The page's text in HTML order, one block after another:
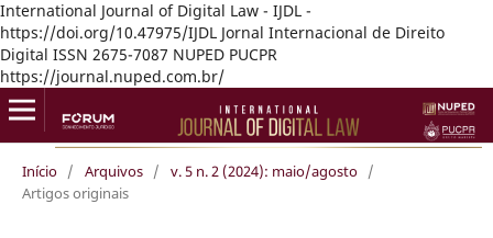
International Journal of Digital Law - IJDL -
https://doi.org/10.47975/IJDL Jornal Internacional de Direito
Digital ISSN 2675-7087 NUPED PUCPR
https://journal.nuped.com.br/
Início / Arquivos / v. 5 n. 2 (2024): maio/agosto /
Artigos originais